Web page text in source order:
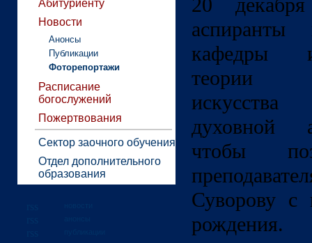
Абитуриенту
Новости
Анонсы
Публикации
Фоторепортажи
Расписание
богослужений
Пожертвования
Сектор заочного обучения
Отдел дополнительного
образования
20
аспиранты
кафедры
теории
искусства
духовной
чтобы
Суворову с
рождения.